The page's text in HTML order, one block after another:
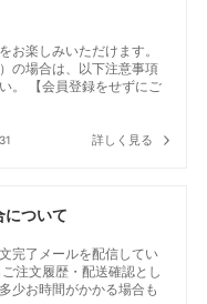
お楽しみいただけます。
の場合は、以下注意事項
。 【会員登録をせずにご
詳しく見る
について
完了メールを配信してい
注文履歴・配送確認とし
少お時間がかかる場合も